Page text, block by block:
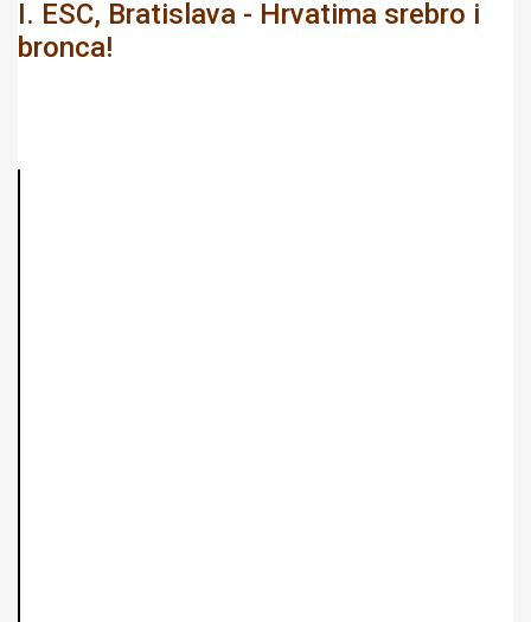
I. ESC, Bratislava - Hrvatima srebro i
bronca!